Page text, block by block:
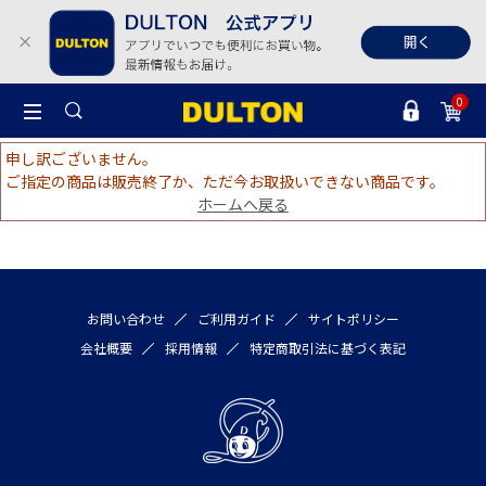
0
申し訳ございません。
ご指定の商品は販売終了か、ただ今お取扱いできない商品です。
ホームへ戻る
お問い合わせ ご利用ガイド
サイトポリシー
会社概要
採用情報 特定商取引法に基づく表記